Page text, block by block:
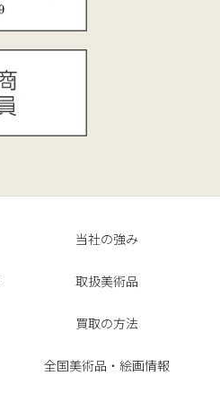
当社の強み
取扱美術品
買取の方法
全国美術品・絵画情報